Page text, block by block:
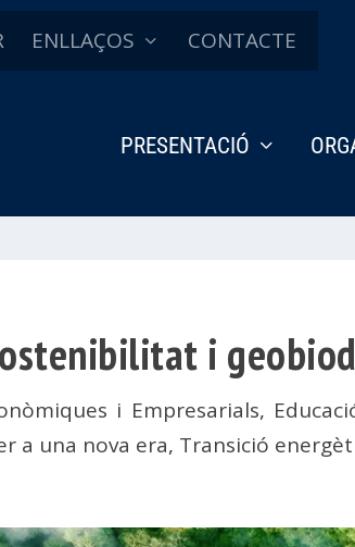
ENLLAÇOS CONTACTE
PRESENTACIÓ
i
i Empresarials,
a una nova era, Transició